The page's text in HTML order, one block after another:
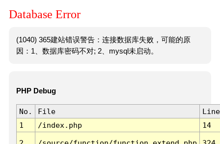
Database Error
(1040) 365建站错误警告：连接数据库失败，可能的原
因：1、数据库密码不对; 2、mysql未启动。
PHP Debug
No. File
Line
1
/index.php 14